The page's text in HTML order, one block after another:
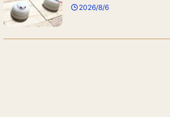
2026/8/6